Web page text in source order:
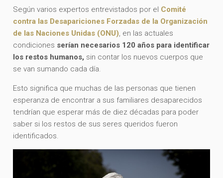
Según varios expertos entrevistados por el Comité
contra las Desapariciones Forzadas de la Organización
de las Naciones Unidas (ONU), en las actuales
condiciones serían necesarios 120 años para identificar
los restos humanos, sin contar los nuevos cuerpos que
se van sumando cada día.
Esto significa que muchas de las personas que tienen
esperanza de encontrar a sus familiares desaparecidos
tendrían que esperar más de diez décadas para poder
saber si los restos de sus seres queridos fueron
identificados.